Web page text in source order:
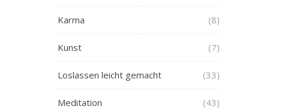
Karma (8)
Kunst (7)
Loslassen leicht gemacht (33)
Meditation (43)